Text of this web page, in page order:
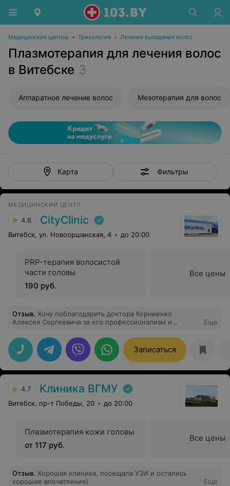
Медицинские центры • Трихология • Лечение выпадения волос
Плазмотерапия для лечения волос
в Витебске 3
Аппаратное лечение волос Мезотерапия для волос
Карта Фильтры
МЕДИЦИНСКИЙ ЦЕНТР
4.6 CityClinic
Витебск, ул. Новооршанская, 4 до 20:00
PRP-терапия волосистой
части головы
190 руб.
Все цены
Отзыв. Хочу поблагодарить доктора Корниенко
Алексея Сергеевича за его профессионализм и
объяснил по заболеванию и дал рекомендации по
лечению и лекарствам. Ответил на все вопросы.
Понравилось, что доктору небезразличен пациент, все
советы и рекомендации были полезны. Процедуры по
внутрисуставной инъекции в колено гиалуроновой
безболезненно. Спасибо огромное! Рекомендую 100%.
Еще
Записаться
4.7 Клиника ВГМУ
Витебск, пр-т Победы, 20 до 20:00
Плазмотерапия кожи головы
от 117 руб.
Все цены
Отзыв. Хорошая клиника, посещала УЗИ и остались
хорошие впечатления)
Еще